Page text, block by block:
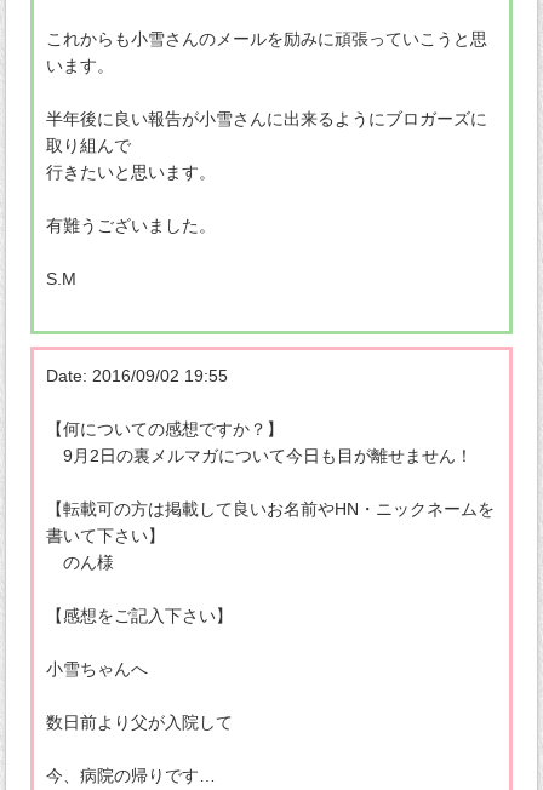
これからも小雪さんのメールを励みに頑張っていこうと思
います。
半年後に良い報告が小雪さんに出来るようにブロガーズに
取り組んで
行きたいと思います。
有難うございました。
S.M
Date: 2016/09/02 19:55
【何についての感想ですか？】
9月2日の裏メルマガについて今日も目が離せません！
【転載可の方は掲載して良いお名前やHN・ニックネームを
書いて下さい】
のん様
【感想をご記入下さい】
小雪ちゃんへ
数日前より父が入院して
今、病院の帰りです…